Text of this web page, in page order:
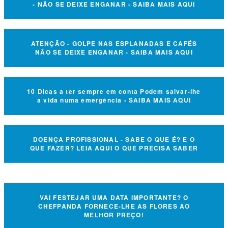
- NÃO SE DEIXE ENGANAR - SAIBA MAIS AQUI
ATENÇÃO - GOLPE NAS ESPLANADAS E CAFÉS
NÃO SE DEIXE ENGANAR - SAIBA MAIS AQUI
10 Dicas a ter sempre em conta Podem salvar-lhe
a vida numa emergência - SAIBA MAIS AQUI
DOENÇA PROFISSIONAL - SABE O QUE É? E O
QUE FAZER? LEIA AQUI O QUE PRECISA SABER
VAI FESTEJAR UMA DATA IMPORTANTE? O
CHEFPANDA FORNECE-LHE AS FLORES AO
MELHOR PREÇO!